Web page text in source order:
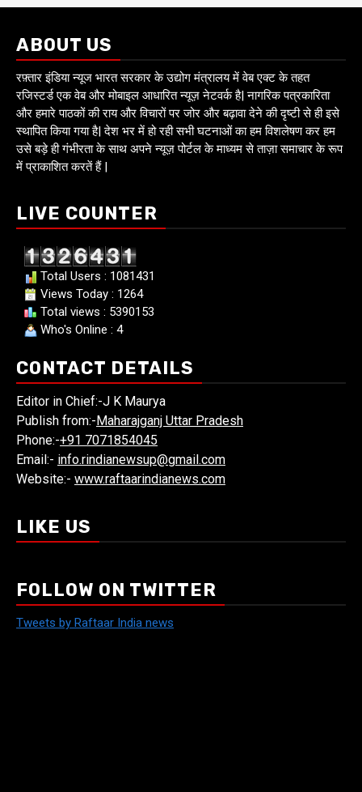
ABOUT US
रफ़्तार इंडिया न्यूज भारत सरकार के उद्योग मंत्रालय में वेब एक्ट के तहत
रजिस्टर्ड एक वेब और मोबाइल आधारित न्यूज़ नेटवर्क है| नागरिक पत्रकारिता
और हमारे पाठकों की राय और विचारों पर जोर और बढ़ावा देने की दृष्टी से ही इसे
स्थापित किया गया है| देश भर में हो रही सभी घटनाओं का हम विशलेषण कर हम
उसे बड़े ही गंभीरता के साथ अपने न्यूज़ पोर्टल के माध्यम से ताज़ा समाचार के रूप
में प्राकाशित करतें हैं |
LIVE COUNTER
Total Users : 1081431
Views Today : 1264
Total views : 5390153
Who's Online : 4
CONTACT DETAILS
Editor in Chief:-J K Maurya
Publish from:-Maharajganj Uttar Pradesh
Phone:-+91 7071854045
Email:- info.rindianewsup@gmail.com
Website:- www.raftaarindianews.com
LIKE US
FOLLOW ON TWITTER
Tweets by Raftaar India news